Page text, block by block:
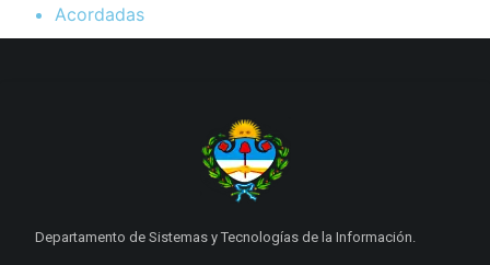
Acordadas
Departamento de Sistemas y Tecnologías de la Información.